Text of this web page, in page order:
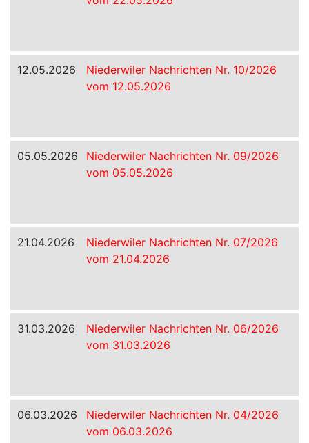
12.05.2026
Niederwiler Nachrichten Nr. 10/2026
vom 12.05.2026
05.05.2026
Niederwiler Nachrichten Nr. 09/2026
vom 05.05.2026
21.04.2026
Niederwiler Nachrichten Nr. 07/2026
vom 21.04.2026
31.03.2026
Niederwiler Nachrichten Nr. 06/2026
vom 31.03.2026
06.03.2026
Niederwiler Nachrichten Nr. 04/2026
vom 06.03.2026